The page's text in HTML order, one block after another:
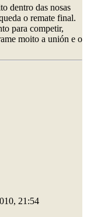
dentro das nosas
o remate final.
para competir,
moito a unión e o
21:54